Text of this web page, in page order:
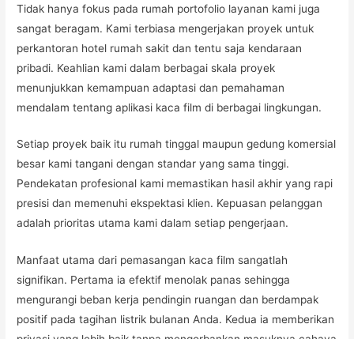
Tidak hanya fokus pada rumah portofolio layanan kami juga
sangat beragam. Kami terbiasa mengerjakan proyek untuk
perkantoran hotel rumah sakit dan tentu saja kendaraan
pribadi. Keahlian kami dalam berbagai skala proyek
menunjukkan kemampuan adaptasi dan pemahaman
mendalam tentang aplikasi kaca film di berbagai lingkungan.
Setiap proyek baik itu rumah tinggal maupun gedung komersial
besar kami tangani dengan standar yang sama tinggi.
Pendekatan profesional kami memastikan hasil akhir yang rapi
presisi dan memenuhi ekspektasi klien. Kepuasan pelanggan
adalah prioritas utama kami dalam setiap pengerjaan.
Manfaat utama dari pemasangan kaca film sangatlah
signifikan. Pertama ia efektif menolak panas sehingga
mengurangi beban kerja pendingin ruangan dan berdampak
positif pada tagihan listrik bulanan Anda. Kedua ia memberikan